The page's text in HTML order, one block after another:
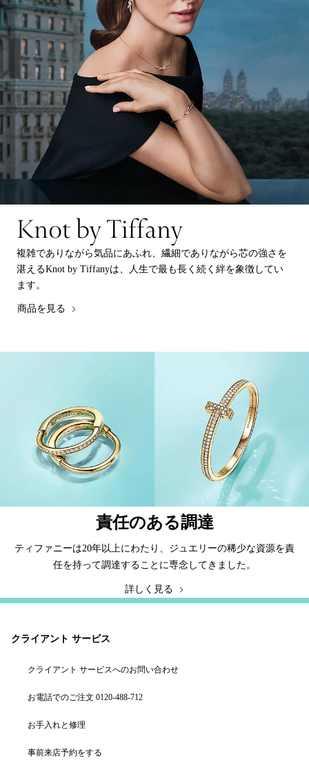
Knot by Tiffany
複雑でありながら気品にあふれ、繊細でありながら芯の強さを
湛えるKnot by Tiffanyは、人生で最も長く続く絆を象徴してい
ます。
商品を見る
責任のある調達
ティファニーは20年以上にわたり、ジュエリーの稀少な資源を責
任を持って調達することに専念してきました。
詳しく見る
クライアント サービス
クライアント サービスへのお問い合わせ
お電話でのご注文 0120-488-712
お手入れと修理
事前来店予約をする